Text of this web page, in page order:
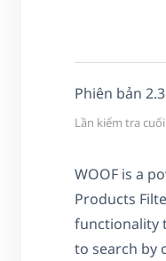
Phiên bản
Lần kiểm tra
WOOF is a
Products
functionality
to search by